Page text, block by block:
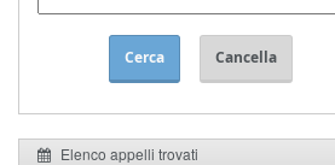
Cerca Cancella
Elenco appelli trovati